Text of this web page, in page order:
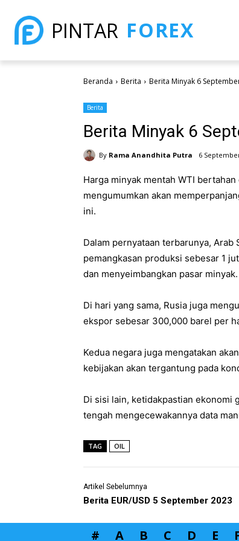
PINTAR FOREX
Beranda Berita Berita Minyak 6
Berita
Berita Minyak 6
By Rama Anandhita Putra 6
Harga minyak mentah WTI
mengumumkan akan
ini.
Dalam pernyataan terbarunya,
pemangkasan produksi sebesar 1
dan menyeimbangkan pasar minyak.
Di hari yang sama, Rusia juga
ekspor sebesar 300,000 barel per
Kedua negara juga mengatakan
kebijakan akan tergantung pada
Di sisi lain, ketidakpastian ekonomi
tengah mengecewakannya data
TAG OIL
Artikel Sebelumnya
Berita EUR/USD 5 September 2023
# A B C D E